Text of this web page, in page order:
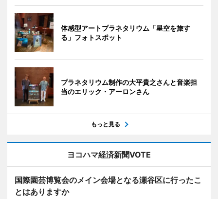
体感型アートプラネタリウム「星空を旅す
る」フォトスポット
プラネタリウム制作の大平貴之さんと音楽担
当のエリック・アーロンさん
もっと見る
ヨコハマ経済新聞VOTE
国際園芸博覧会のメイン会場となる瀬谷区に行ったこ
とはありますか